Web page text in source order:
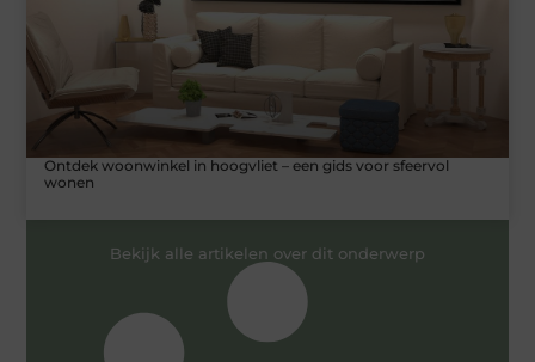
Ontdek woonwinkel in hoogvliet – een gids voor sfeervol
wonen
Bekijk alle artikelen over dit onderwerp